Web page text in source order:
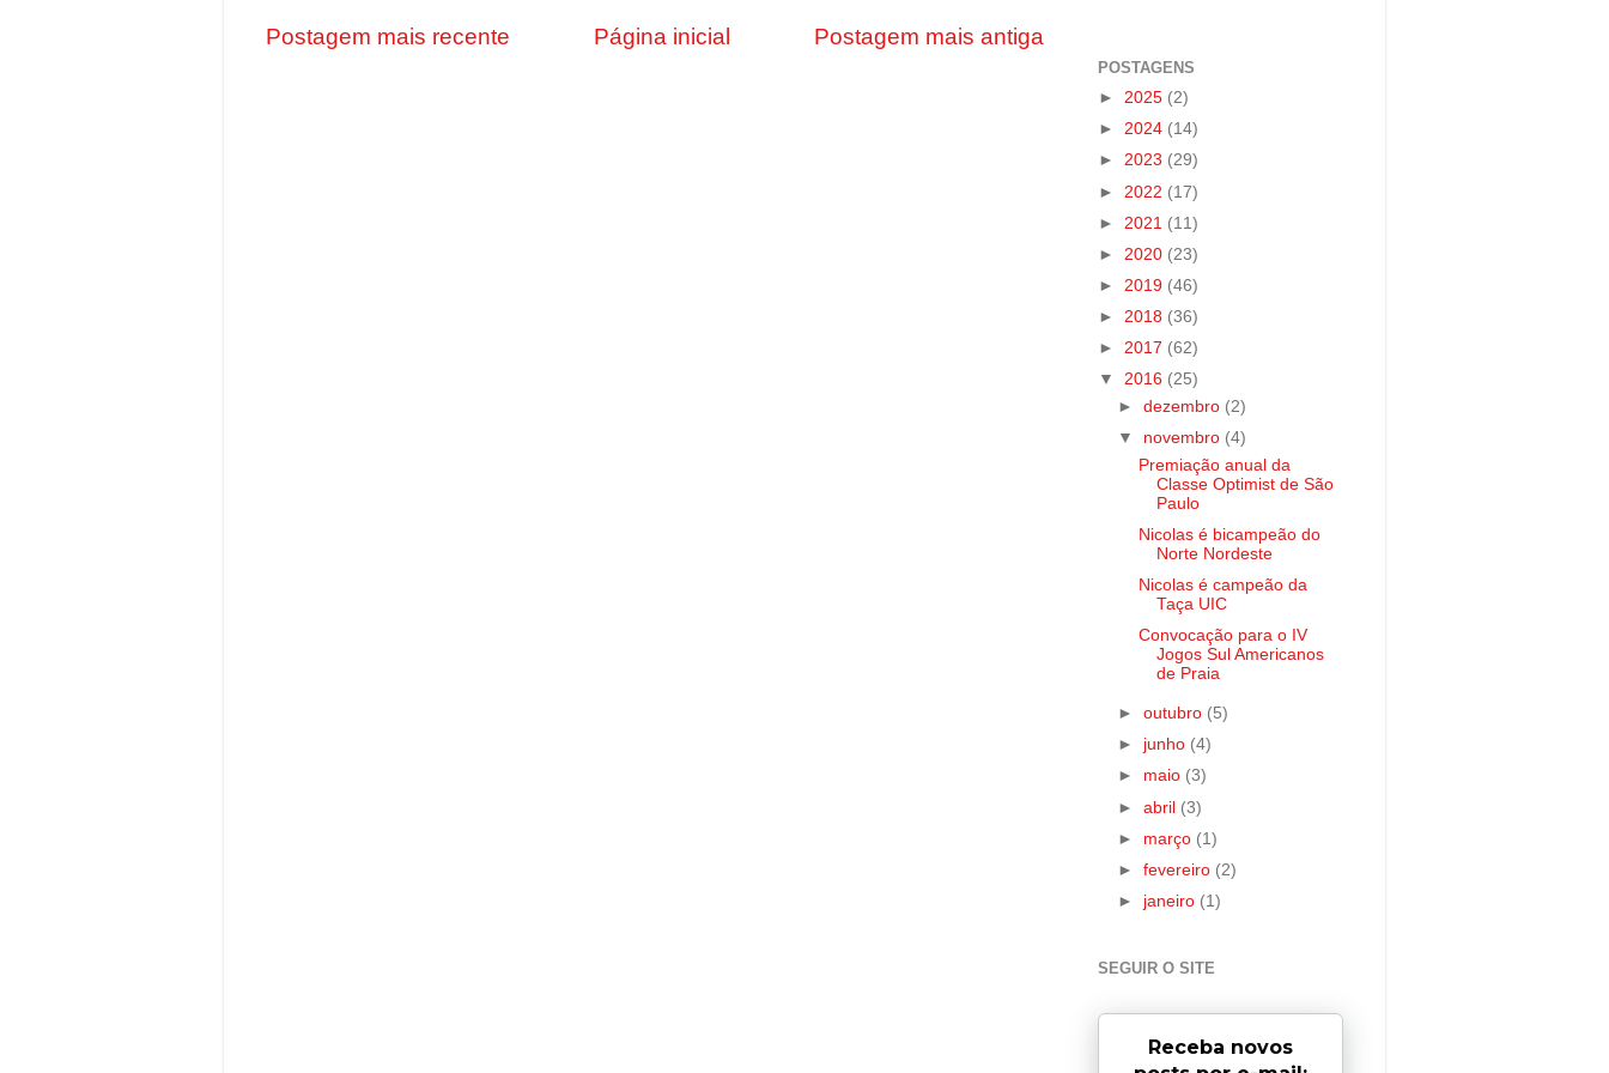
Postagem mais recente Postagem mais antiga
Página inicial
POSTAGENS
► 2025 (2)
► 2024 (14)
► 2023 (29)
► 2022 (17)
► 2021 (11)
► 2020 (23)
► 2019 (46)
► 2018 (36)
► 2017 (62)
▼ 2016 (25)
►dezembro (2)
▼ novembro (4)
Premiação anual da
Classe Optimist de São
Paulo
Nicolas é bicampeão do
Norte Nordeste
Nicolas é campeão da
Taça UIC
Convocação para o IV
Jogos Sul Americanos
de Praia
►outubro (5)
► junho (4)
► maio (3)
►abril (3)
► março (1)
►fevereiro (2)
► janeiro (1)
SEGUIR O SITE
Receba novos